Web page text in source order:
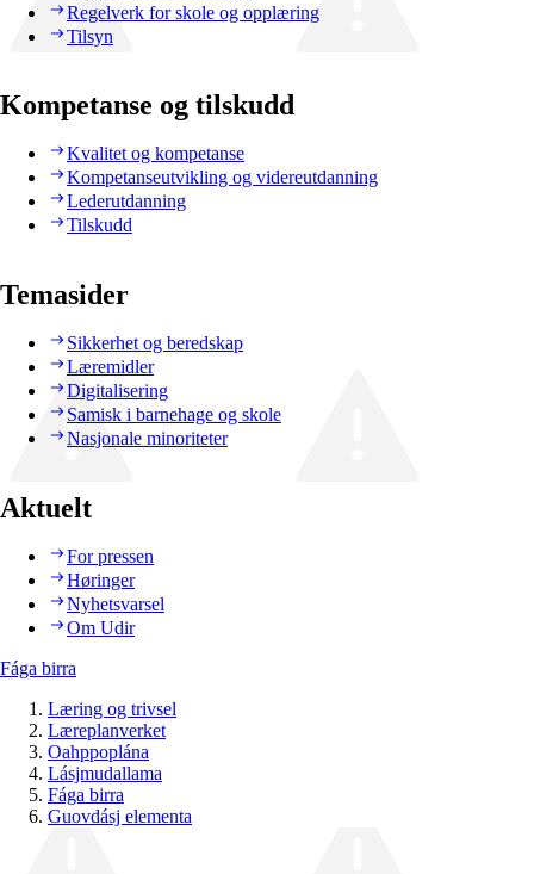
Regelverk for skole og opplæring
Tilsyn
Kompetanse og tilskudd
Kvalitet og kompetanse
Kompetanseutvikling og videreutdanning
Lederutdanning
Tilskudd
Temasider
Sikkerhet og beredskap
Læremidler
Digitalisering
Samisk i barnehage og skole
Nasjonale minoriteter
Aktuelt
For pressen
Høringer
Nyhetsvarsel
Om Udir
Fága birra
Læring og trivsel
Læreplanverket
Oahppoplána
Lásjmudallama
Fága birra
Guovdásj elementa